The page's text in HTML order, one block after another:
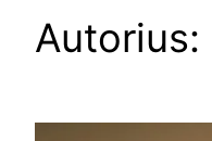
Autorius: